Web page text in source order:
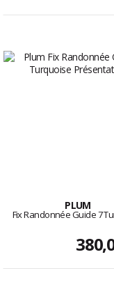
PLUM
Fix Randonnée Guide 7